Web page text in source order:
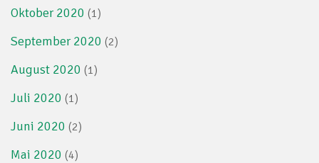
Oktober 2020 (1)
September 2020 (2)
August 2020 (1)
Juli 2020 (1)
Juni 2020 (2)
Mai 2020 (4)